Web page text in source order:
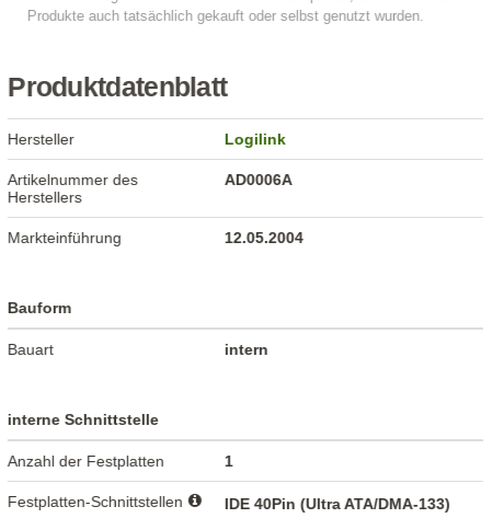
Produktdatenblatt
Hersteller Logilink
Artikelnummer des
Herstellers
AD0006A
Markteinführung 12.05.2004
Bauform
Bauart intern
interne Schnittstelle
Anzahl der Festplatten 1
Festplatten-Schnittstellen IDE 40Pin (Ultra ATA/DMA-133)